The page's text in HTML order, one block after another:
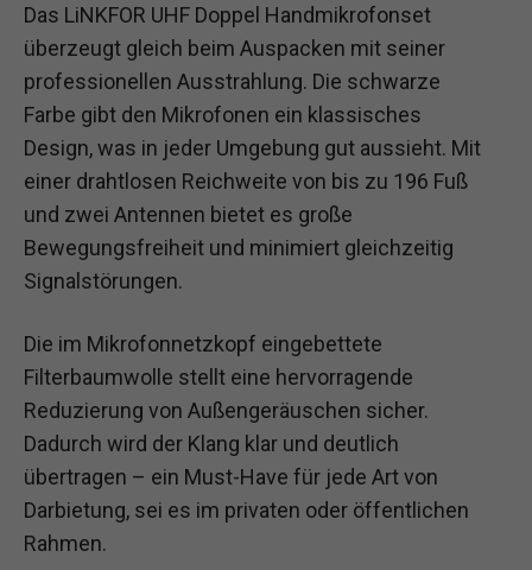
Das LiNKFOR UHF Doppel Handmikrofonset
überzeugt gleich beim Auspacken mit seiner
professionellen Ausstrahlung. Die schwarze
Farbe gibt den Mikrofonen ein klassisches
Design, was in jeder Umgebung gut aussieht. Mit
einer drahtlosen Reichweite von bis zu 196 Fuß
und zwei Antennen bietet es große
Bewegungsfreiheit und minimiert gleichzeitig
Signalstörungen.
Die im Mikrofonnetzkopf eingebettete
Filterbaumwolle stellt eine hervorragende
Reduzierung von Außengeräuschen sicher.
Dadurch wird der Klang klar und deutlich
übertragen – ein Must-Have für jede Art von
Darbietung, sei es im privaten oder öffentlichen
Rahmen.